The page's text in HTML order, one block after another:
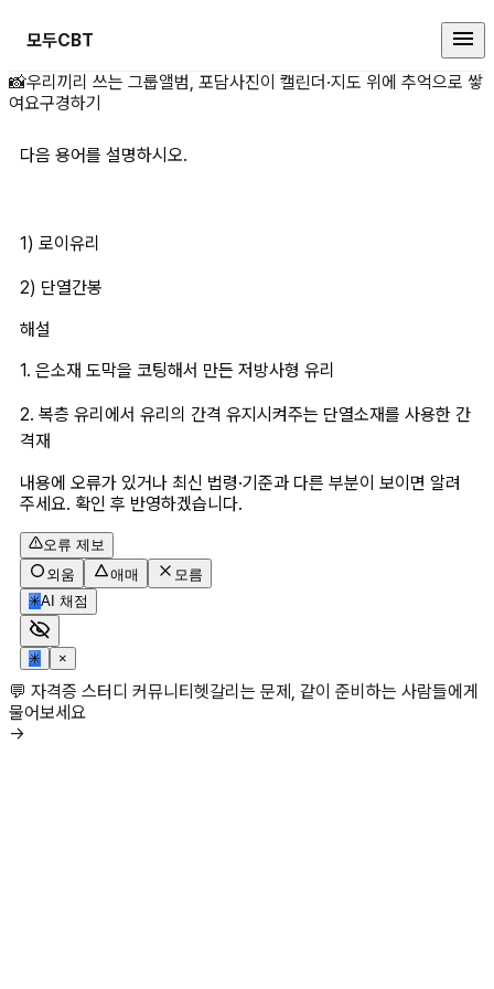
모두CBT
다음 용어를 설명하시오.1) 로이유
📸우리끼리 쓰는 그룹앨범, 포담사진이 캘린더·지도 위에 추억으로 쌓
여요구경하기
다음 용어를 설명하시오.
1) 로이유리
2) 단열간봉
해설
1. 은소재 도막을 코팅해서 만든 저방사형 유리
2. 복층 유리에서 유리의 간격 유지시켜주는 단열소재를 사용한 간
격재
내용에 오류가 있거나 최신 법령·기준과 다른 부분이 보이면 알려
주세요. 확인 후 반영하겠습니다.
오류 제보
외움
애매
모름
✳AI 채점
✳ ×
💬 자격증 스터디 커뮤니티헷갈리는 문제, 같이 준비하는 사람들에게
물어보세요
→